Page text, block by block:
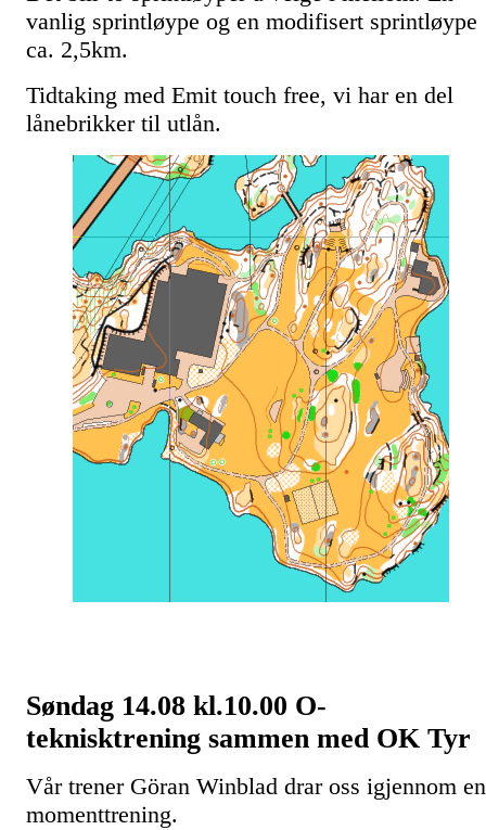
vanlig sprintløype og en modifisert sprintløype
ca. 2,5km.
Tidtaking med Emit touch free, vi har en del
lånebrikker til utlån.
Søndag 14.08 kl.10.00 O-
teknisktrening sammen med OK Tyr
Vår trener Göran Winblad drar oss igjennom en
momenttrening.